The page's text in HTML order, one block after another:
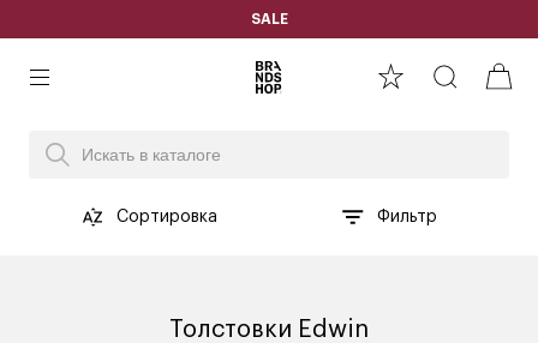
SALE
Сортировка Фильтр
Толстовки Edwin